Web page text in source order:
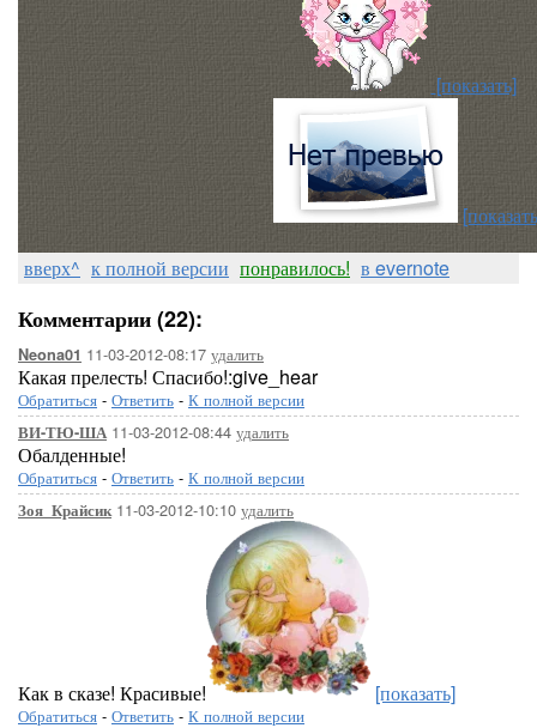
[показать]
вверх^ к полной версии понравилось! в evernote
Комментарии (22):
Neona01 11-03-2012-08:17 удалить
Какая прелесть! Спасибо!:give_hear
Обратиться - Ответить - К полной версии
ВИ-ТЮ-ША 11-03-2012-08:44 удалить
Обалденные!
Обратиться - Ответить - К полной версии
Зоя_Крайсик11-03-2012-10:10 удалить
Как в сказе! Красивые! [показать]
Обратиться - Ответить - К полной версии